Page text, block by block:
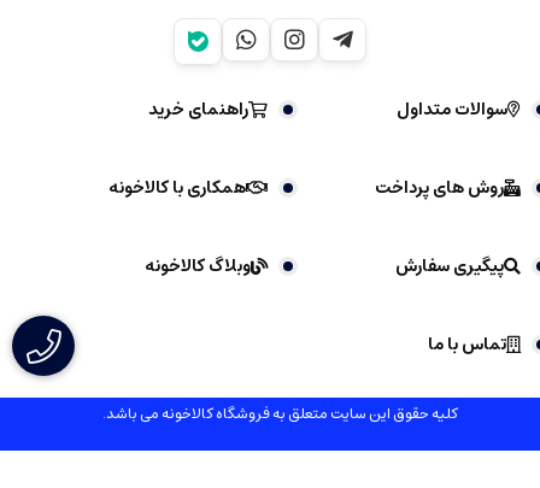
سوالات متداول راهنمای خرید
روش های پرداخت همکاری با کالاخونه
پیگیری سفارش وبلاگ کالاخونه
تماس با ما
کلیه حقوق این سایت متعلق به فروشگاه کالاخونه می باشد.